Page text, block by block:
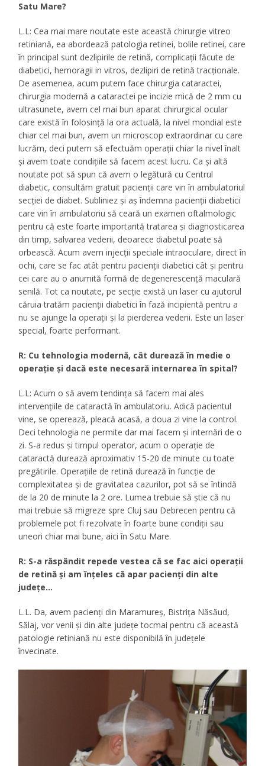
Satu Mare?
L.L: Cea mai mare noutate este această chirurgie vitreo
retiniană, ea abordează patologia retinei, bolile retinei, care
în principal sunt dezlipirile de retină, complicaţii făcute de
diabetici, hemoragii in vitros, dezlipiri de retină tracţionale.
De asemenea, acum putem face chirurgia cataractei,
chirurgia modernă a cataractei pe incizie mică de 2 mm cu
ultrasunete, avem cel mai bun aparat chirurgical ocular
care există în folosinţă la ora actuală, la nivel mondial este
chiar cel mai bun, avem un microscop extraordinar cu care
lucrăm, deci putem să efectuăm operaţii chiar la nivel înalt
şi avem toate condiţiile să facem acest lucru. Ca şi altă
noutate pot să spun că avem o legătură cu Centrul
diabetic, consultăm gratuit pacienţii care vin în ambulatoriul
secţiei de diabet. Subliniez şi aş îndemna pacienţii diabetici
care vin în ambulatoriu să ceară un examen oftalmologic
pentru că este foarte importantă tratarea şi diagnosticarea
din timp, salvarea vederii, deoarece diabetul poate să
orbească. Acum avem injecţii speciale intraoculare, direct în
ochi, care se fac atât pentru pacienţii diabetici cât şi pentru
cei care au o anumită formă de degenerescenţă maculară
senilă. Tot ca noutate, pe secţie există un laser cu ajutorul
căruia tratăm pacienţii diabetici în fază incipientă pentru a
nu se ajunge la operaţii şi la pierderea vederii. Este un laser
special, foarte performant.
R: Cu tehnologia modernă, cât durează în medie o
operaţie şi dacă este necesară internarea în spital?
L.L: Acum o să avem tendinţa să facem mai ales
intervenţiile de cataractă în ambulatoriu. Adică pacientul
vine, se operează, pleacă acasă, a doua zi vine la control.
Deci tehnologia ne permite dar mai facem şi internări de o
zi. S-a redus şi timpul operator, acum o operaţie de
cataractă durează aproximativ 15-20 de minute cu toate
pregătirile. Operaţiile de retină durează în funcţie de
complexitatea şi de gravitatea cazurilor, pot să se întindă
de la 20 de minute la 2 ore. Lumea trebuie să ştie că nu
mai trebuie să migreze spre Cluj sau Debrecen pentru că
problemele pot fi rezolvate în foarte bune condiţii sau
uneori chiar mai bune, aici în Satu Mare.
R: S-a răspândit repede vestea că se fac aici operaţii
de retină şi am înţeles că apar pacienţi din alte
judeţe…
L.L. Da, avem pacienţi din Maramureş, Bistriţa Năsăud,
Sălaj, vor venii şi din alte judeţe tocmai pentru că această
patologie retiniană nu este disponibilă în judeţele
învecinate.